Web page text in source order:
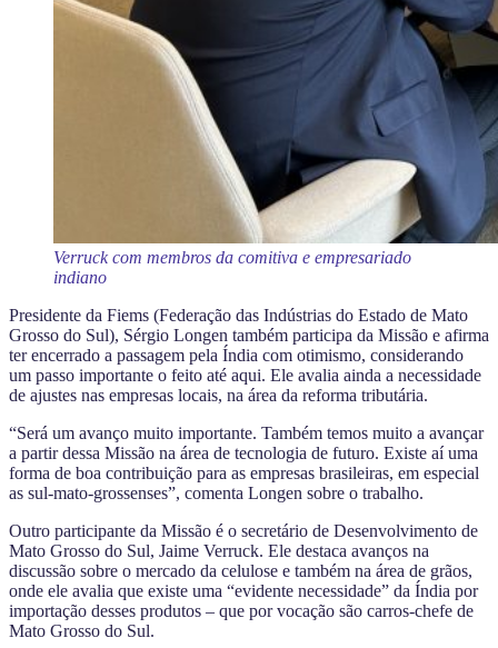
Verruck com membros da comitiva e empresariado
indiano
Presidente da Fiems (Federação das Indústrias do Estado de Mato
Grosso do Sul), Sérgio Longen também participa da Missão e afirma
ter encerrado a passagem pela Índia com otimismo, considerando
um passo importante o feito até aqui. Ele avalia ainda a necessidade
de ajustes nas empresas locais, na área da reforma tributária.
“Será um avanço muito importante. Também temos muito a avançar
a partir dessa Missão na área de tecnologia de futuro. Existe aí uma
forma de boa contribuição para as empresas brasileiras, em especial
as sul-mato-grossenses”, comenta Longen sobre o trabalho.
Outro participante da Missão é o secretário de Desenvolvimento de
Mato Grosso do Sul, Jaime Verruck. Ele destaca avanços na
discussão sobre o mercado da celulose e também na área de grãos,
onde ele avalia que existe uma “evidente necessidade” da Índia por
importação desses produtos – que por vocação são carros-chefe de
Mato Grosso do Sul.